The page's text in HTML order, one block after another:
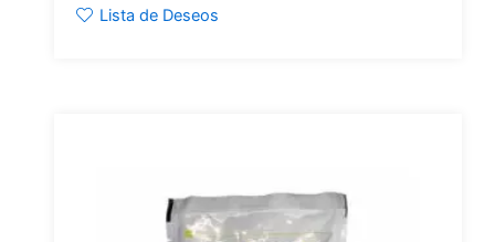
Lista de Deseos